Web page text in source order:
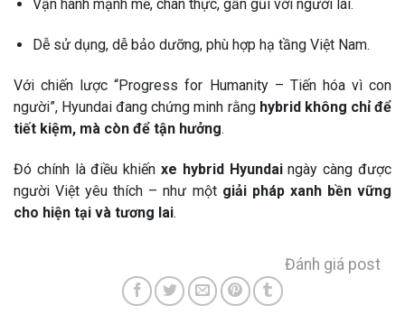
Vận hành mạnh mẽ, chân thực, gần gũi với người lái.
Dễ sử dụng, dễ bảo dưỡng, phù hợp hạ tầng Việt Nam.
Với chiến lược “Progress for Humanity – Tiến hóa vì con
người”, Hyundai đang chứng minh rằng hybrid không chỉ để
tiết kiệm, mà còn để tận hưởng.
Đó chính là điều khiến xe hybrid Hyundaingày càng được
người Việt yêu thích – như một giải pháp xanh bền vững
cho hiện tại và tương lai.
Đánh giá post